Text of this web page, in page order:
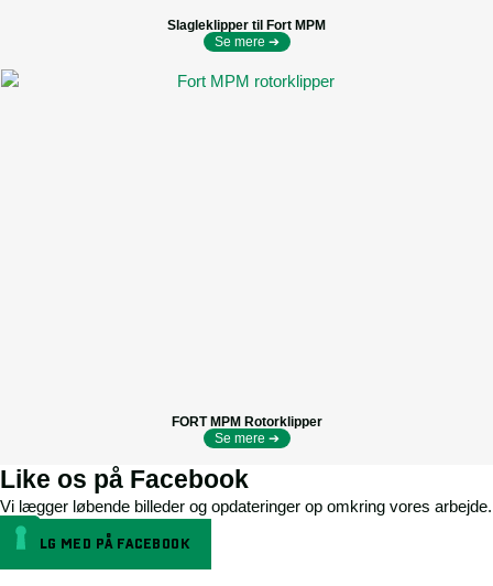
Slagleklipper til Fort MPM
Se mere ➔
FORT MPM Rotorklipper
Se mere ➔
Like os på Facebook
Vi lægger løbende billeder og opdateringer op omkring vores arbejde.
FØLG MED PÅ FACEBOOK